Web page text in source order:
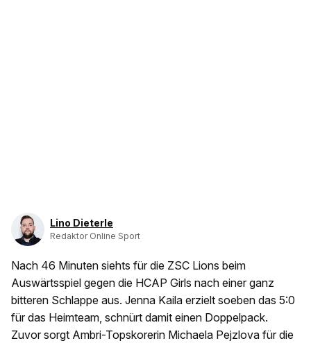
Lino Dieterle
Redaktor Online Sport
Nach 46 Minuten siehts für die ZSC Lions beim
Auswärtsspiel gegen die HCAP Girls nach einer ganz
bitteren Schlappe aus. Jenna Kaila erzielt soeben das 5:0
für das Heimteam, schnürt damit einen Doppelpack.
Zuvor sorgt Ambri-Topskorerin Michaela Pejzlova für die